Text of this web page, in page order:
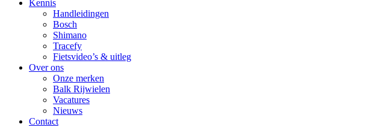
Kennis
Handleidingen
Bosch
Shimano
Tracefy
Fietsvideo’s & uitleg
Over ons
Onze merken
Balk Rijwielen
Vacatures
Nieuws
Contact